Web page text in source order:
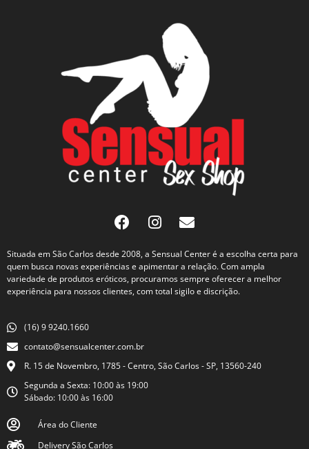
Situada em São Carlos desde 2008, a Sensual Center é a escolha certa para
quem busca novas experiências e apimentar a relação. Com ampla
variedade de produtos eróticos, procuramos sempre oferecer a melhor
experiência para nossos clientes, com total sigilo e discrição.
(16) 9 9240.1660
contato@sensualcenter.com.br
R. 15 de Novembro, 1785 - Centro, São Carlos - SP, 13560-240
Segunda a Sexta: 10:00 às 19:00
Sábado: 10:00 às 16:00
Área do Cliente
Delivery São Carlos